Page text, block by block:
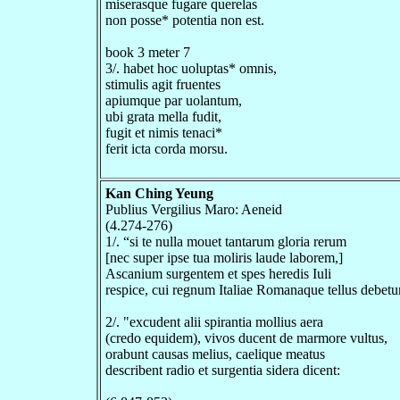
miserasque fugare querelas
non posse* potentia non est.
book 3 meter 7
3/. habet hoc uoluptas* omnis,
stimulis agit fruentes
apiumque par uolantum,
ubi grata mella fudit,
fugit et nimis tenaci*
ferit icta corda morsu.
Kan Ching Yeung
Publius Vergilius Maro: Aeneid
(4.274-276)
1/. “si te nulla mouet tantarum gloria rerum
[nec super ipse tua moliris laude laborem,]
Ascanium surgentem et spes heredis Iuli
respice, cui regnum Italiae Romanaque tellus
2/. "excudent alii spirantia mollius aera
(credo equidem), vivos ducent de marmore vultus,
orabunt causas melius, caelique meatus
describent radio et surgentia sidera dicent: